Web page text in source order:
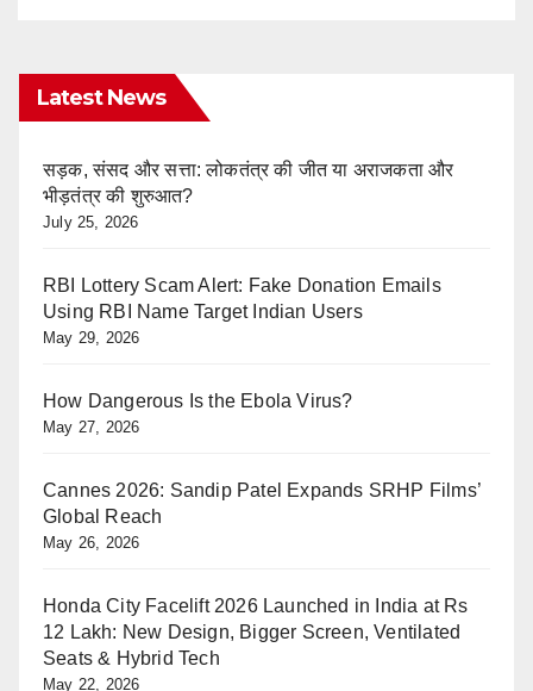
Latest News
सड़क, संसद और सत्ता: लोकतंत्र की जीत या अराजकता और
भीड़तंत्र की शुरुआत?
July 25, 2026
RBI Lottery Scam Alert: Fake Donation Emails
Using RBI Name Target Indian Users
May 29, 2026
How Dangerous Is the Ebola Virus?
May 27, 2026
Cannes 2026: Sandip Patel Expands SRHP Films’
Global Reach
May 26, 2026
Honda City Facelift 2026 Launched in India at Rs
12 Lakh: New Design, Bigger Screen, Ventilated
Seats & Hybrid Tech
May 22, 2026